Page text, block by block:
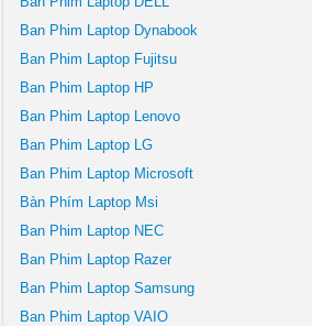
Ban Phim Laptop Dynabook
Ban Phim Laptop Fujitsu
Ban Phim Laptop HP
Ban Phim Laptop Lenovo
Ban Phim Laptop LG
Ban Phim Laptop Microsoft
Bàn Phím Laptop Msi
Ban Phim Laptop NEC
Ban Phim Laptop Razer
Ban Phim Laptop Samsung
Ban Phim Laptop VAIO